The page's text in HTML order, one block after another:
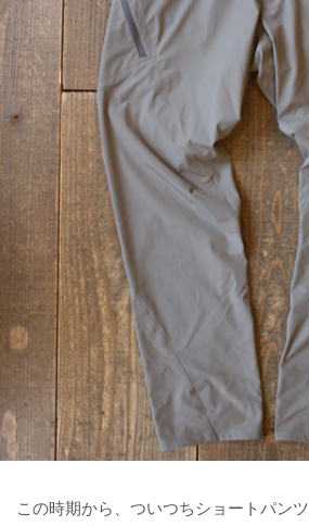
この時期から、ついつちショートパン